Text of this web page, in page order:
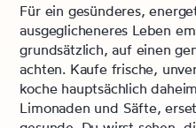
Für ein gesünderes,
ausgeglicheneres Leben
grundsätzlich, auf einen
achten. Kaufe frische,
koche hauptsächlich
Limonaden und Säfte,